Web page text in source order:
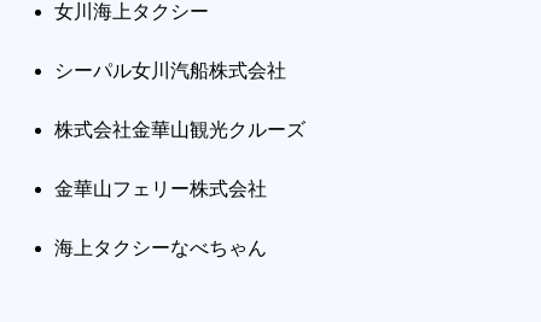
女川海上タクシー
シーパル女川汽船株式会社
株式会社金華山観光クルーズ
金華山フェリー株式会社
海上タクシーなべちゃん